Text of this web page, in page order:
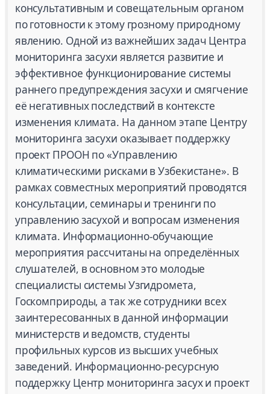
консультативным и совещательным органом
по готовности к этому грозному природному
явлению. Одной из важнейших задач Центра
мониторинга засухи является развитие и
эффективное функционирование системы
раннего предупреждения засухи и смягчение
её негативных последствий в контексте
изменения климата. На данном этапе Центру
мониторинга засухи оказывает поддержку
проект ПРООН по «Управлению
климатическими рисками в Узбекистане». В
рамках совместных мероприятий проводятся
консультации, семинары и тренинги по
управлению засухой и вопросам изменения
климата. Информационно-обучающие
мероприятия рассчитаны на определённых
слушателей, в основном это молодые
специалисты системы Узгидромета,
Госкомприроды, а так же сотрудники всех
заинтересованных в данной информации
министерств и ведомств, студенты
профильных курсов из высших учебных
заведений. Информационно-ресурсную
поддержку Центр мониторинга засух и проект